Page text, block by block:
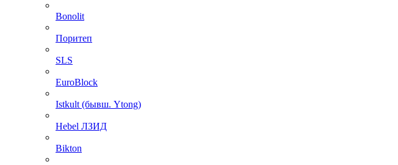
Bonolit
Поритеп
SLS
EuroBlock
Istkult (бывш. Ytong)
Hebel ЛЗИД
Bikton